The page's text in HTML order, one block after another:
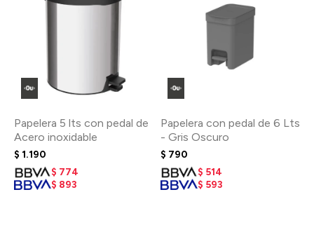
Papelera 5 lts con pedal de
Acero inoxidable
$ 1.190
$ 774
$ 893
Papelera con pedal de 6 Lts
- Gris Oscuro
$ 790
$ 514
$ 593